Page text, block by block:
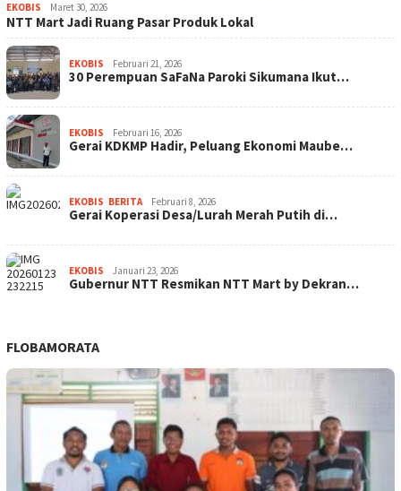
EKOBIS Maret 30, 2026
NTT Mart Jadi Ruang Pasar Produk Lokal
EKOBIS Februari 21, 2026
30 Perempuan SaFaNa Paroki Sikumana Ikut…
EKOBIS Februari 16, 2026
Gerai KDKMP Hadir, Peluang Ekonomi Maube…
EKOBIS BERITA Februari 8, 2026
Gerai Koperasi Desa/Lurah Merah Putih di…
EKOBIS Januari 23, 2026
Gubernur NTT Resmikan NTT Mart by Dekran…
FLOBAMORATA